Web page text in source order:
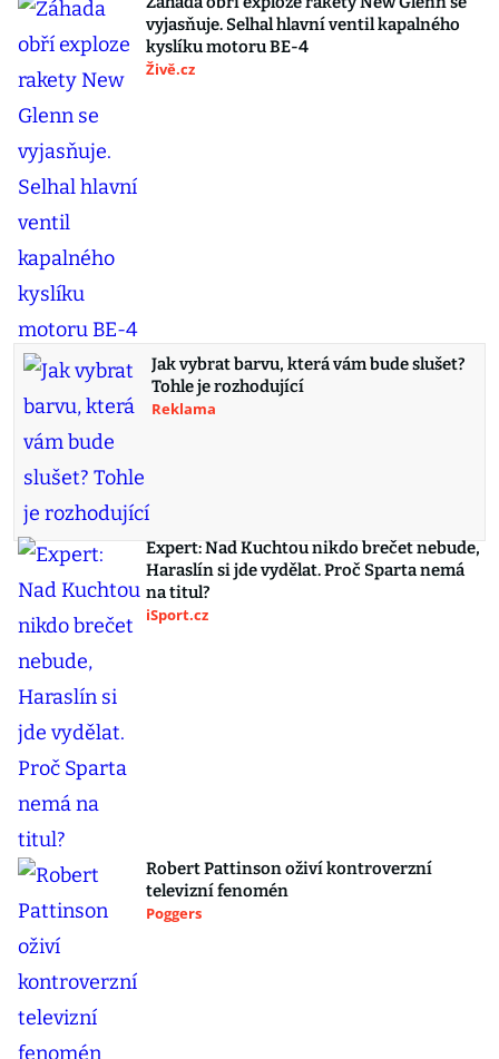
vyjasňuje. Selhal hlavní ventil kapalného
kyslíku motoru BE-4
Živě.cz
Jak vybrat barvu, která vám bude slušet?
Tohle je rozhodující
Reklama
Expert: Nad Kuchtou nikdo brečet nebude,
Haraslín si jde vydělat. Proč Sparta nemá
na titul?
iSport.cz
Robert Pattinson oživí kontroverzní
televizní fenomén
Poggers